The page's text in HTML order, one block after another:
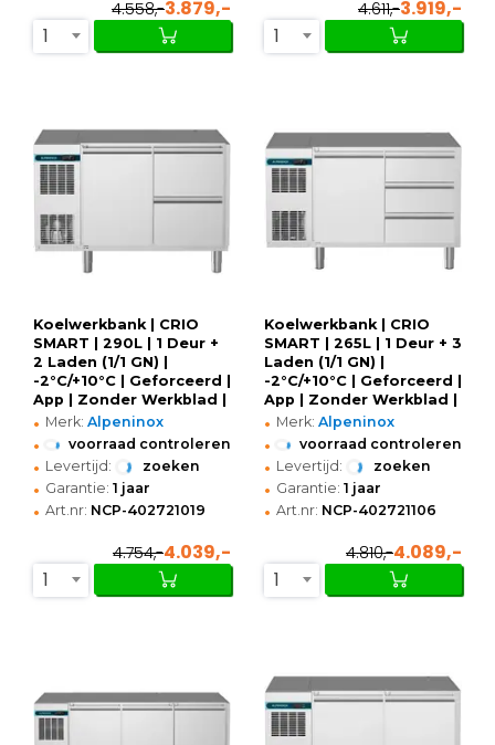
4.558,-3.879,-
1
4.611,-3.919,-
1
Koelwerkbank | CRIO
SMART | 290L | 1 Deur +
2 Laden (1/1 GN) |
-2°C/+10°C | Geforceerd |
App | Zonder Werkblad |
1241x700x850(h)mm
• Merk: Alpeninox
• voorraad controleren
• Levertijd: zoeken
• Garantie: 1 jaar
• Art.nr: NCP-402721019
4.754,-4.039,-
1
Koelwerkbank | CRIO
SMART | 265L | 1 Deur + 3
Laden (1/1 GN) |
-2°C/+10°C | Geforceerd |
App | Zonder Werkblad |
1241x700x800(h)mm
• Merk: Alpeninox
• voorraad controleren
• Levertijd: zoeken
• Garantie: 1 jaar
• Art.nr: NCP-402721106
4.810,-4.089,-
1